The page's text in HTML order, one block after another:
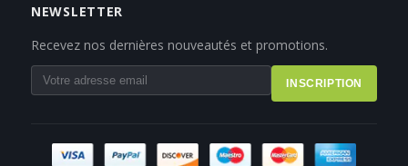
NEWSLETTER
Recevez nos dernières nouveautés et promotions.
INSCRIPTION